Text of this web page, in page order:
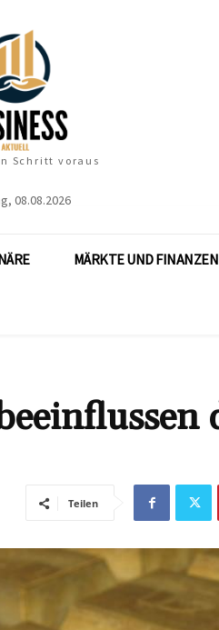
Schritt voraus
08.08.2026
MÄRKTE UND FINANZEN
Teilen